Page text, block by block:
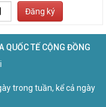
Đăng ký
QUỐC TẾ CỘNG ĐỒNG
trong tuần, kể cả ngày